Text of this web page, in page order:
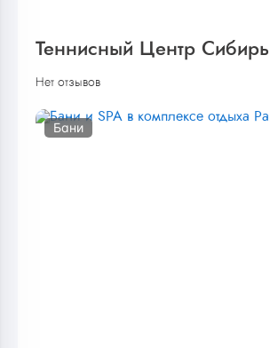
Теннисный Центр Сибирь
Нет отзывов
Бани